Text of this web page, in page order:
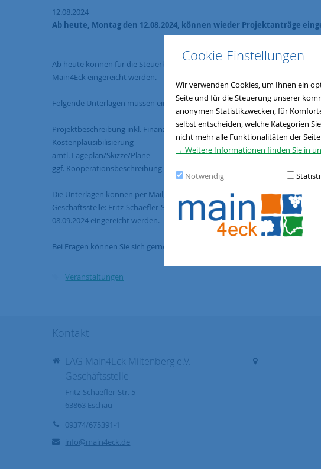
Cookie-Einstellungen
Wir verwenden Cookies, um Ihnen ein
Seite und für die Steuerung unserer
anonymen Statistikzwecken, für
selbst entscheiden, welche Kategorien
nicht mehr alle Funktionalitäten der
→ Weitere Informationen finden Sie in
Notwendig
12.08.2024
Ab heute, Montag den 12.08.2024, können wieder Projektanträge
Ab heute können für die Steuerkreissitzung am 19.09.2024 Projektanträge
Main4Eck eingereicht werden.
Folgende Unterlagen müssen eingereicht werden:
Projektbeschreibung inkl. Finanzierungsplan
Kostenplausibilisierung
amtl. Lageplan/Skizze/Pläne
ggf. Kooperationsbeschreibung
Die Unterlagen können per Mail, auf postalischem Weg (Posteingang bei LAG-
Geschäftsstelle: Fritz-Schaefler-Straße 5, 63863 Eschau) oder persönlich bis
08.09.2024 eingereicht werden.
Bei Fragen können Sie sich gerne an die Geschäftsstelle wenden.
Veranstaltungen
Kontakt
LAG Main4Eck Miltenberg e.V. -
Geschäftsstelle
Fritz-Schaefler-Str. 5
63863 Eschau
09374/675391-1
info@main4eck.de